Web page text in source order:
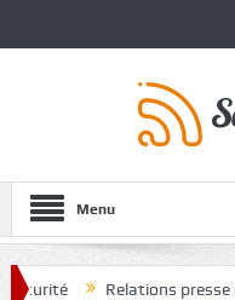
Menu
Relations presse